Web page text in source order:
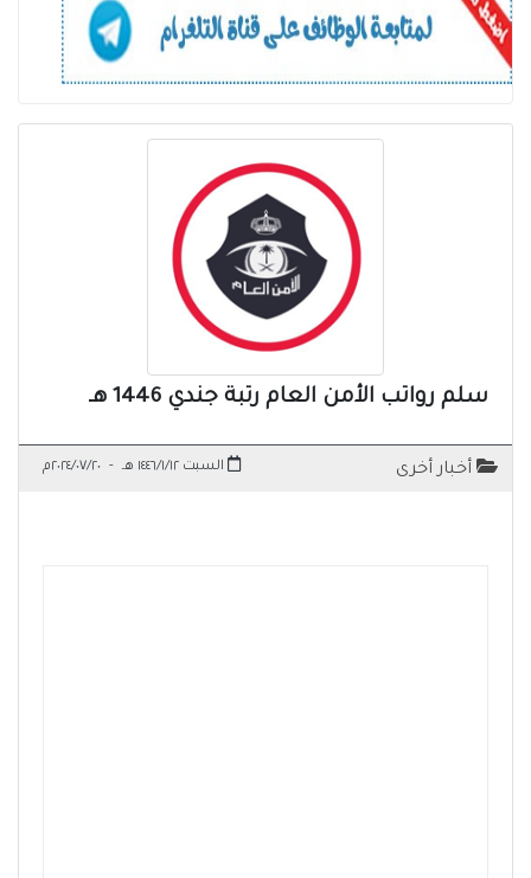
سلم رواتب الأمن العام رتبة جندي 1446 هـ
أخبار أخرى السبت ١٤٤٦/١/١٢ هـ - ٢٠٢٤/٠٧/٢٠م